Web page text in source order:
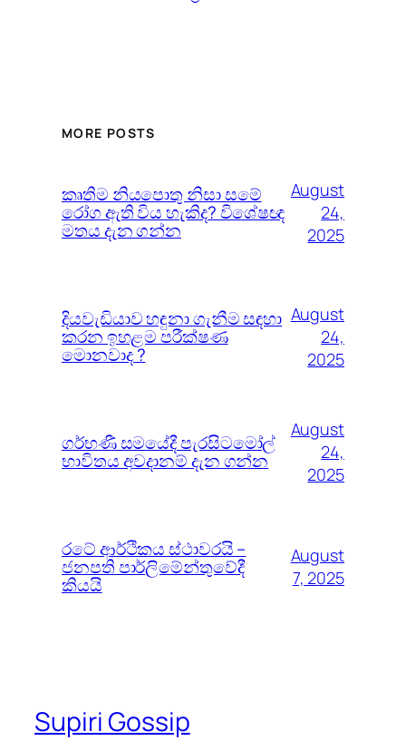
MORE POSTS
කෘතිම නියපොතු නිසා සමේ
රෝග ඇති විය හැකිද? විශේෂඥ
මතය දැන ගන්න
August
24,
2025
දියවැඩියාව හඳුනා ගැනීම සඳහා
කරන ඉහළම පරීක්ෂණ
මොනවාද ?
August
24,
2025
ගර්භණී සමයේදී පැරසිටමෝල්
භාවිතය අවදානම් දැන ගන්න
August
24,
2025
රටේ ආර්ථිකය ස්ථාවරයි –
ජනපති පාර්ලිමේන්තුවේදී
කියයි
August
7, 2025
Supiri Gossip